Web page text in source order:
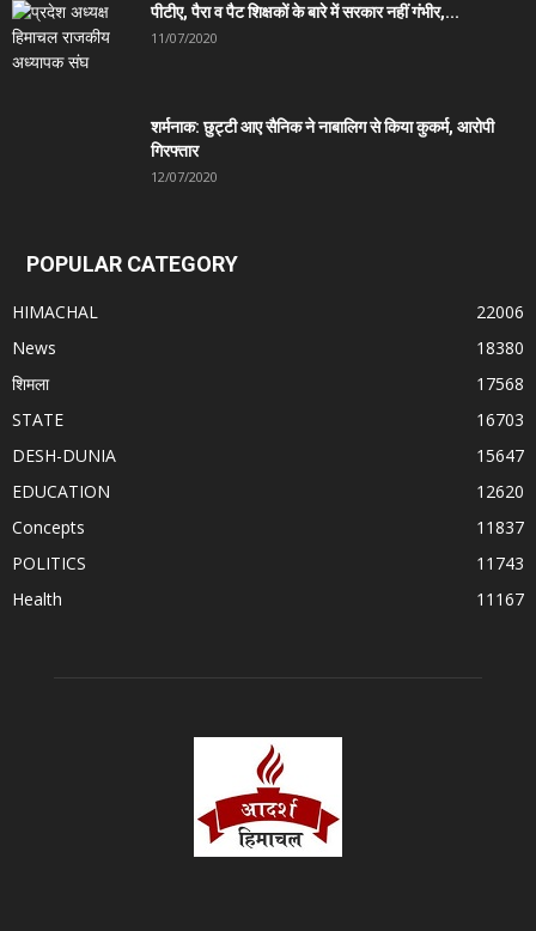
पीटीए, पैरा व पैट शिक्षकों के बारे में सरकार नहीं गंभीर,...
11/07/2020
शर्मनाक: छुट्टी आए सैनिक ने नाबालिग से किया कुकर्म, आरोपी
गिरफ्तार
12/07/2020
POPULAR CATEGORY
HIMACHAL
22006
News
18380
शिमला
17568
STATE
16703
DESH-DUNIA
15647
EDUCATION
12620
Concepts
11837
POLITICS
11743
Health
11167